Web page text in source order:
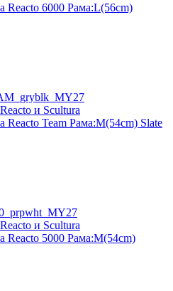
Reacto 6000 Рама:L(56cm)
Reacto Team Рама:M(54cm) Slate
Reacto 5000 Рама:M(54cm)